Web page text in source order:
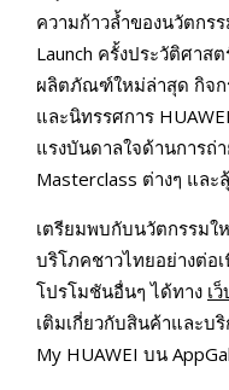
ความก้าวล้ำของนวัตกร
Launch ครั้งประวัติศาส
ผลิตภัณฑ์ใหม่ล่าสุด กิจก
และนิทรรศการ
แรงบันดาลใจด้านการ
Masterclass ต่างๆ และ
เตรียมพบกับนวัตกรรมใ
บริโภคชาวไทยอย่างต่อ
โปรโมชันอื่นๆ ได้ทาง เ
เติมเกี่ยวกับสินค้าและบ
My HUAWEI บน